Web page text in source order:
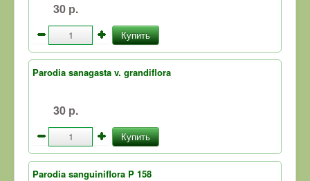
30 р.
Купить
Parodia sanagasta v. grandiflora
30 р.
Купить
Parodia sanguiniflora P 158